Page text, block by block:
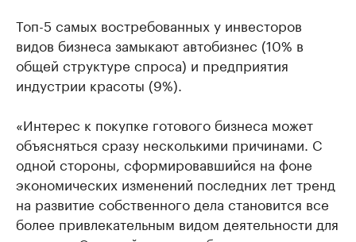
Топ-5 самых востребованных у инвесторов
видов бизнеса замыкают автобизнес (10% в
общей структуре спроса) и предприятия
индустрии красоты (9%).
«Интерес к покупке готового бизнеса может
объясняться сразу несколькими причинами. С
одной стороны, сформировавшийся на фоне
экономических изменений последних лет тренд
на развитие собственного дела становится все
более привлекательным видом деятельности для